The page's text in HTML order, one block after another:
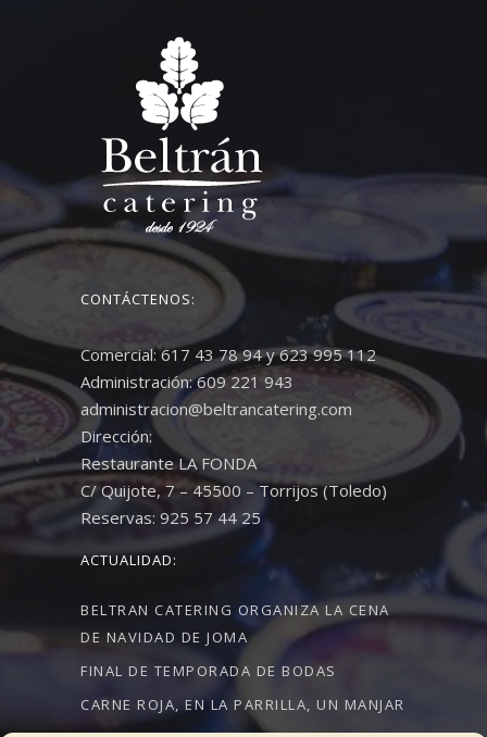
CONTÁCTENOS:
Comercial: 617 43 78 94 y 623 995 112
Administración: 609 221 943
administracion@beltrancatering.com
Dirección:
Restaurante LA FONDA
C/ Quijote, 7 – 45500 – Torrijos (Toledo)
Reservas: 925 57 44 25
ACTUALIDAD:
BELTRAN CATERING ORGANIZA LA CENA
DE NAVIDAD DE JOMA
FINAL DE TEMPORADA DE BODAS
CARNE ROJA, EN LA PARRILLA, UN MANJAR